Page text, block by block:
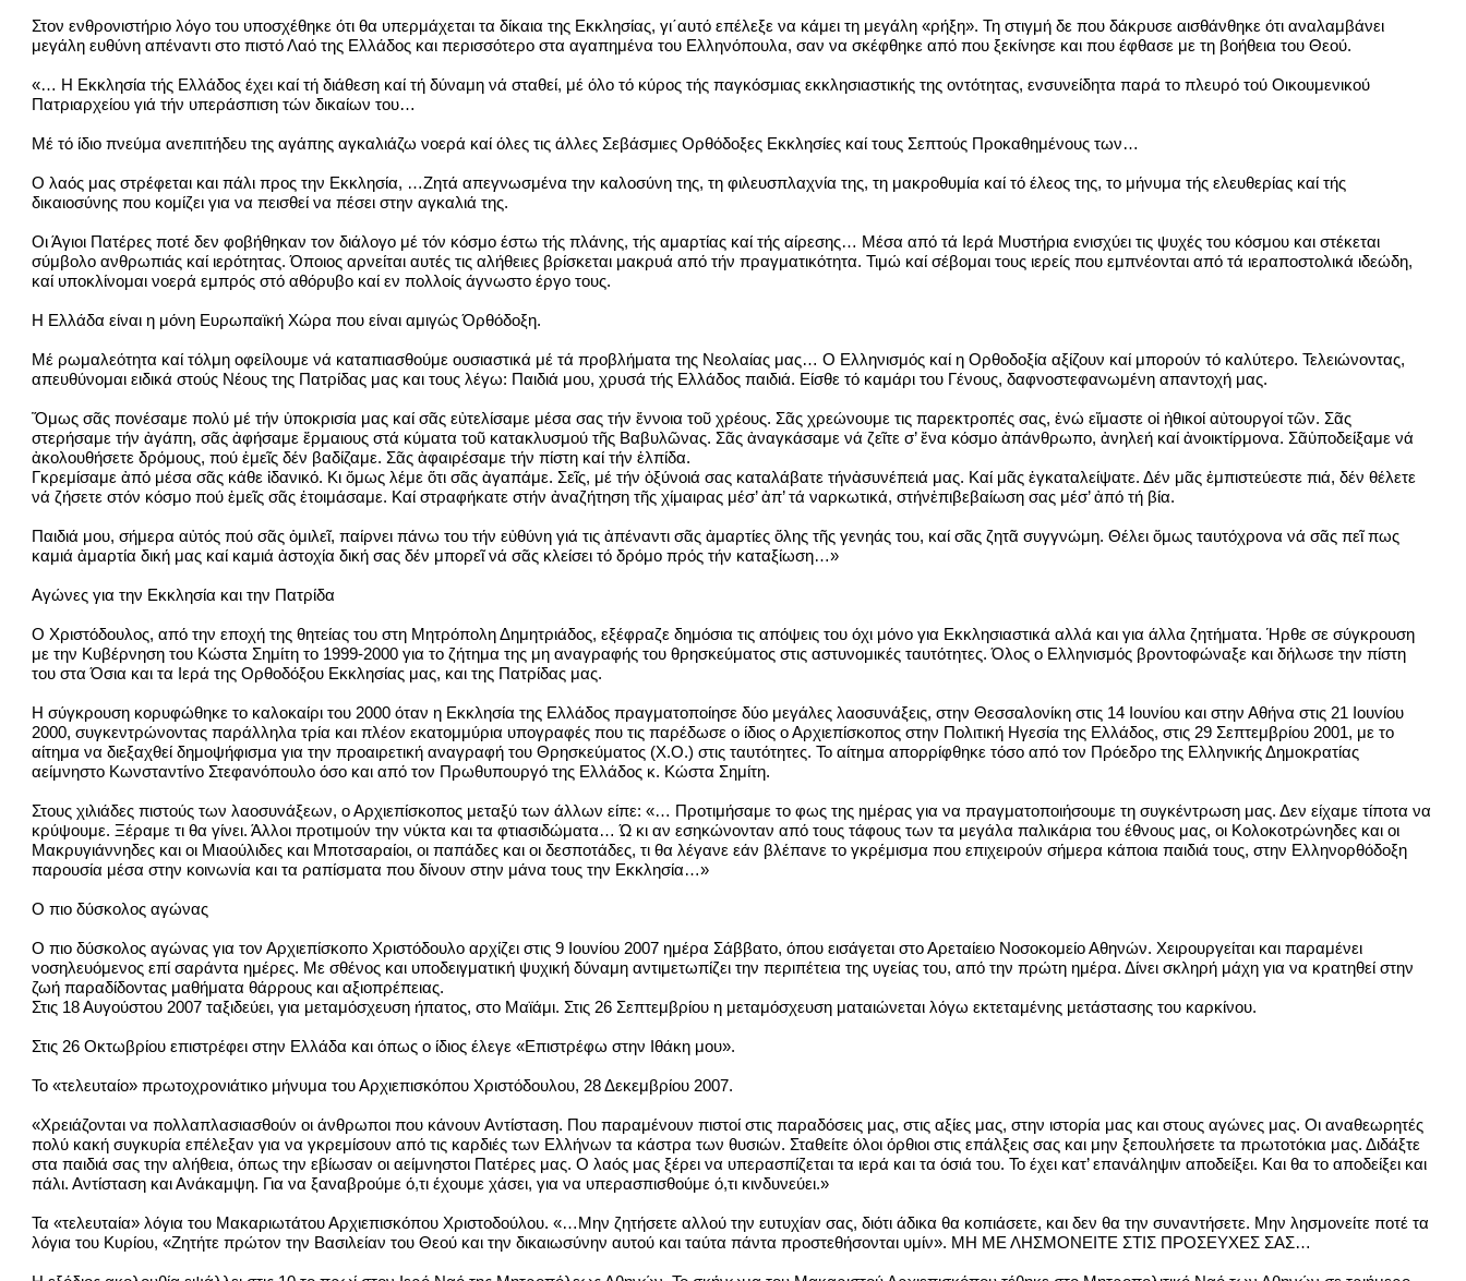
Στον ενθρονιστήριο λόγο του υποσχέθηκε ότι θα υπερμάχεται τα δίκαια της Εκκλησίας, γι΄αυτό επέλεξε να κάμει τη μεγάλη «ρήξη». Τη στιγμή δε που δάκρυσε αισθάνθηκε ότι αναλαμβάνει
μεγάλη ευθύνη απέναντι στο πιστό Λαό της Ελλάδος και περισσότερο στα αγαπημένα του Ελληνόπουλα, σαν να σκέφθηκε από που ξεκίνησε και που έφθασε με τη βοήθεια του Θεού.
«… Η Εκκλησία τής Ελλάδος έχει καί τή διάθεση καί τή δύναμη νά σταθεί, μέ όλο τό κύρος τής παγκόσμιας εκκλησιαστικής της οντότητας, ενσυνείδητα παρά το πλευρό τού Οικουμενικού
Πατριαρχείου γιά τήν υπεράσπιση τών δικαίων του…
Μέ τό ίδιο πνεύμα ανεπιτήδευ της αγάπης αγκαλιάζω νοερά καί όλες τις άλλες Σεβάσμιες Ορθόδοξες Εκκλησίες καί τους Σεπτούς Προκαθημένους των…
Ο λαός μας στρέφεται και πάλι προς την Εκκλησία, …Ζητά απεγνωσμένα την καλοσύνη της, τη φιλευσπλαχνία της, τη μακροθυμία καί τό έλεος της, το μήνυμα τής ελευθερίας καί τής
δικαιοσύνης που κομίζει για να πεισθεί να πέσει στην αγκαλιά της.
Οι Άγιοι Πατέρες ποτέ δεν φοβήθηκαν τον διάλογο μέ τόν κόσμο έστω τής πλάνης, τής αμαρτίας καί τής αίρεσης… Μέσα από τά Ιερά Μυστήρια ενισχύει τις ψυχές του κόσμου και στέκεται
σύμβολο ανθρωπιάς καί ιερότητας. Όποιος αρνείται αυτές τις αλήθειες βρίσκεται μακρυά από τήν πραγματικότητα. Τιμώ καί σέβομαι τους ιερείς που εμπνέονται από τά ιεραποστολικά ιδεώδη,
καί υποκλίνομαι νοερά εμπρός στό αθόρυβο καί εν πολλοίς άγνωστο έργο τους.
Η Ελλάδα είναι η μόνη Ευρωπαϊκή Χώρα που είναι αμιγώς Όρθόδοξη.
Μέ ρωμαλεότητα καί τόλμη οφείλουμε νά καταπιασθούμε ουσιαστικά μέ τά προβλήματα της Νεολαίας μας… Ο Ελληνισμός καί η Ορθοδοξία αξίζουν καί μπορούν τό καλύτερο. Τελειώνοντας,
απευθύνομαι ειδικά στούς Νέους της Πατρίδας μας και τους λέγω: Παιδιά μου, χρυσά τής Ελλάδος παιδιά. Είσθε τό καμάρι του Γένους, δαφνοστεφανωμένη απαντοχή μας.
Ὅμως σᾶς πονέσαμε πολύ μέ τήν ὑποκρισία μας καί σᾶς εὐτελίσαμε μέσα σας τήν ἔννοια τοῦ χρέους. Σᾶς χρεώνουμε τις παρεκτροπές σας, ἐνώ εἴμαστε οἱ ἠθικοί αὐτουργοί τῶν. Σᾶς
στερήσαμε τήν ἀγάπη, σᾶς ἀφήσαμε ἔρμαιους στά κύματα τοῦ κατακλυσμού τῆς Βαβυλῶνας. Σᾶς ἀναγκάσαμε νά ζεῖτε σ’ ἔνα κόσμο ἀπάνθρωπο, ἀνηλεή καί ἀνοικτίρμονα. Σᾶὑποδείξαμε νά
ἀκολουθήσετε δρόμους, πού ἐμεῖς δέν βαδίζαμε. Σᾶς ἀφαιρέσαμε τήν πίστη καί τήν ἐλπίδα.
Γκρεμίσαμε ἀπό μέσα σᾶς κάθε ἰδανικό. Κι ὅμως λέμε ὅτι σᾶς ἀγαπάμε. Σεῖς, μέ τήν ὀξύνοιά σας καταλάβατε τήνἀσυνέπειά μας. Καί μᾶς ἐγκαταλείψατε. Δέν μᾶς ἐμπιστεύεστε πιά, δέν θέλετε
νά ζήσετε στόν κόσμο πού ἐμεῖς σᾶς ἑτοιμάσαμε. Καί στραφήκατε στήν ἀναζήτηση τῆς χίμαιρας μέσ’ ἀπ’ τά ναρκωτικά, στήνἐπιβεβαίωση σας μέσ’ ἀπό τή βία.
Παιδιά μου, σήμερα αὐτός πού σᾶς ὁμιλεῖ, παίρνει πάνω του τήν εὐθύνη γιά τις ἀπέναντι σᾶς ἀμαρτίες ὅλης τῆς γενηάς του, καί σᾶς ζητᾶ συγγνώμη. Θέλει ὅμως ταυτόχρονα νά σᾶς πεῖ πως
καμιά ἀμαρτία δική μας καί καμιά ἀστοχία δική σας δέν μπορεῖ νά σᾶς κλείσει τό δρόμο πρός τήν καταξίωση…»
Αγώνες για την Εκκλησία και την Πατρίδα
Ο Χριστόδουλος, από την εποχή της θητείας του στη Μητρόπολη Δημητριάδος, εξέφραζε δημόσια τις απόψεις του όχι μόνο για Εκκλησιαστικά αλλά και για άλλα ζητήματα. Ήρθε σε σύγκρουση
με την Κυβέρνηση του Κώστα Σημίτη το 1999-2000 για το ζήτημα της μη αναγραφής του θρησκεύματος στις αστυνομικές ταυτότητες. Όλος ο Ελληνισμός βροντοφώναξε και δήλωσε την πίστη
του στα Όσια και τα Ιερά της Ορθοδόξου Εκκλησίας μας, και της Πατρίδας μας.
Η σύγκρουση κορυφώθηκε το καλοκαίρι του 2000 όταν η Εκκλησία της Ελλάδος πραγματοποίησε δύο μεγάλες λαοσυνάξεις, στην Θεσσαλονίκη στις 14 Ιουνίου και στην Αθήνα στις 21 Ιουνίου
2000, συγκεντρώνοντας παράλληλα τρία και πλέον εκατομμύρια υπογραφές που τις παρέδωσε ο ίδιος ο Αρχιεπίσκοπος στην Πολιτική Ηγεσία της Ελλάδος, στις 29 Σεπτεμβρίου 2001, με το
αίτημα να διεξαχθεί δημοψήφισμα για την προαιρετική αναγραφή του Θρησκεύματος (Χ.Ο.) στις ταυτότητες. Το αίτημα απορρίφθηκε τόσο από τον Πρόεδρο της Ελληνικής Δημοκρατίας
αείμνηστο Κωνσταντίνο Στεφανόπουλο όσο και από τον Πρωθυπουργό της Ελλάδος κ. Κώστα Σημίτη.
Στους χιλιάδες πιστούς των λαοσυνάξεων, ο Αρχιεπίσκοπος μεταξύ των άλλων είπε: «… Προτιμήσαμε το φως της ημέρας για να πραγματοποιήσουμε τη συγκέντρωση μας. Δεν είχαμε τίποτα να
κρύψουμε. Ξέραμε τι θα γίνει. Άλλοι προτιμούν την νύκτα και τα φτιασιδώματα… Ώ κι αν εσηκώνονταν από τους τάφους των τα μεγάλα παλικάρια του έθνους μας, οι Κολοκοτρώνηδες και οι
Μακρυγιάννηδες και οι Μιαούλιδες και Μποτσαραίοι, οι παπάδες και οι δεσποτάδες, τι θα λέγανε εάν βλέπανε το γκρέμισμα που επιχειρούν σήμερα κάποια παιδιά τους, στην Ελληνορθόδοξη
παρουσία μέσα στην κοινωνία και τα ραπίσματα που δίνουν στην μάνα τους την Εκκλησία…»
Ο πιο δύσκολος αγώνας
Ο πιο δύσκολος αγώνας για τον Αρχιεπίσκοπο Χριστόδουλο αρχίζει στις 9 Ιουνίου 2007 ημέρα Σάββατο, όπου εισάγεται στο Αρεταίειο Νοσοκομείο Αθηνών. Χειρουργείται και παραμένει
νοσηλευόμενος επί σαράντα ημέρες. Με σθένος και υποδειγματική ψυχική δύναμη αντιμετωπίζει την περιπέτεια της υγείας του, από την πρώτη ημέρα. Δίνει σκληρή μάχη για να κρατηθεί στην
ζωή παραδίδοντας μαθήματα θάρρους και αξιοπρέπειας.
Στις 18 Αυγούστου 2007 ταξιδεύει, για μεταμόσχευση ήπατος, στο Μαϊάμι. Στις 26 Σεπτεμβρίου η μεταμόσχευση ματαιώνεται λόγω εκτεταμένης μετάστασης του καρκίνου.
Στις 26 Οκτωβρίου επιστρέφει στην Ελλάδα και όπως ο ίδιος έλεγε «Επιστρέφω στην Ιθάκη μου».
Το «τελευταίο» πρωτοχρονιάτικο μήνυμα του Αρχιεπισκόπου Χριστόδουλου, 28 Δεκεμβρίου 2007.
«Χρειάζονται να πολλαπλασιασθούν οι άνθρωποι που κάνουν Αντίσταση. Που παραμένουν πιστοί στις παραδόσεις μας, στις αξίες μας, στην ιστορία μας και στους αγώνες μας. Οι αναθεωρητές
πολύ κακή συγκυρία επέλεξαν για να γκρεμίσουν από τις καρδιές των Ελλήνων τα κάστρα των θυσιών. Σταθείτε όλοι όρθιοι στις επάλξεις σας και μην ξεπουλήσετε τα πρωτοτόκια μας. Διδάξτε
στα παιδιά σας την αλήθεια, όπως την εβίωσαν οι αείμνηστοι Πατέρες μας. Ο λαός μας ξέρει να υπερασπίζεται τα ιερά και τα όσιά του. Το έχει κατ’ επανάληψιν αποδείξει. Και θα το αποδείξει και
πάλι. Αντίσταση και Ανάκαμψη. Για να ξαναβρούμε ό,τι έχουμε χάσει, για να υπερασπισθούμε ό,τι κινδυνεύει.»
Τα «τελευταία» λόγια του Μακαριωτάτου Αρχιεπισκόπου Χριστοδούλου. «…Μην ζητήσετε αλλού την ευτυχίαν σας, διότι άδικα θα κοπιάσετε, και δεν θα την συναντήσετε. Μην λησμονείτε ποτέ τα
λόγια του Κυρίου, «Ζητήτε πρώτον την Βασιλείαν του Θεού και την δικαιωσύνην αυτού και ταύτα πάντα προστεθήσονται υμίν». ΜΗ ΜΕ ΛΗΣΜΟΝΕΙΤΕ ΣΤΙΣ ΠΡΟΣΕΥΧΕΣ ΣΑΣ…